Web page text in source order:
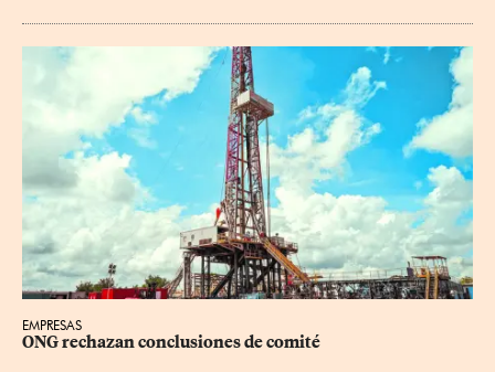
EMPRESAS
ONG rechazan conclusiones de comité